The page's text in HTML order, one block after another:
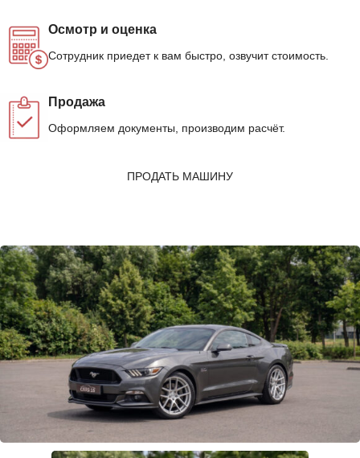
Осмотр и оценка
Сотрудник приедет к вам быстро, озвучит стоимость.
Продажа
Оформляем документы, производим расчёт.
ПРОДАТЬ МАШИНУ